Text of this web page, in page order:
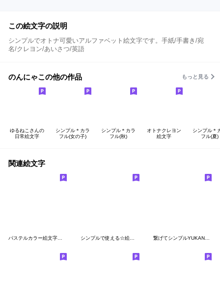
この絵文字の説明
シンプルでオトナ可愛いアルファベット絵文字です。手紙/手書き/宛
名/クレヨン/あいさつ/英語
のんにゃこの他の作品 もっと見る
ゆるねこさんの
日常絵文字
シンプル＊カラ
フル(女の子)
シンプル＊カラ
フル(秋)
オトナクレヨン
絵文字
シンプル＊
フル(夏)
関連絵文字
繋げてシンプルYUKANCO文字♡